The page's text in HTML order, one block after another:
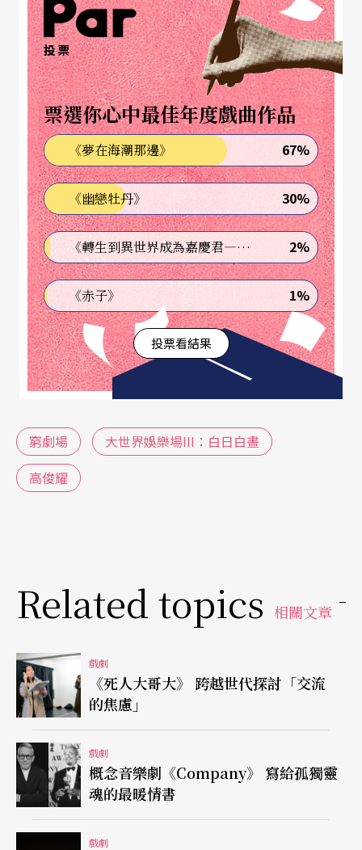
中。在資本世界的主導下，社會上對成功人士的定
義，也多以其所累積的財富來衡量。但問題是，
「在成長過程中慢慢發現，我們所處的社會不是一
個努力就有回報的社會」，當滋生的慾望無法被滿
足時，人們選擇高報酬的賺錢管道，賭上更高的風
險，以求快速地累積資產，甚或是為了成家立業，
向銀行貸款買車、買房，賭上未來工作與生活的穩
定。
對高俊耀來說，他感到好奇的是，我們生活的現代
社會到底發生了什麼事，人們為何會對自己的生活
如此不滿，「以至於當你的索求不被滿足時，讓你
透過一種更迅速的方式去獲取更大利益。」高俊耀
表示，這是在做《大世界娛樂場Ⅲ》的時候，不斷
在思考的問題。由於現代社會的失衡狀態，「大家
都在一種失去重心的狀態，想要尋找一個支撐的力
量。」他試圖透過作品，揭示整個社會是由「賭」
所建構的大世界娛樂場，「其實，我們在日常生活
投票
票選你心中最佳年度戲曲作品
《夢在海潮那邊》 67%
《幽戀牡丹》 30%
《轉生到異世界成為嘉慶君—發現我的祖先是詐騙集團!?》 2%
《赤子》 1%
投票看結果
窮劇場
大世界娛樂場III：白日白晝
高俊耀
Related topics 相關文章
戲劇
《死人大哥大》 跨越世代探討「交流
的焦慮」
戲劇
概念音樂劇《Company》 寫給孤獨靈
魂的最暖情書
戲劇